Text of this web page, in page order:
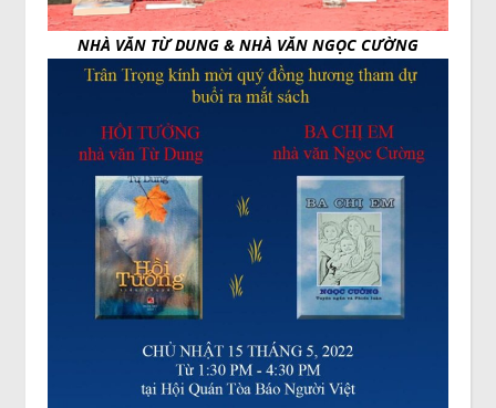
NHÀ VĂN TỪ DUNG & NHÀ VĂN NGỌC CƯỜNG